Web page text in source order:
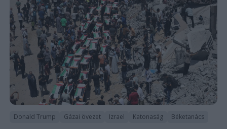
Donald Trump Gázai övezet Izrael Katonaság Béketanács